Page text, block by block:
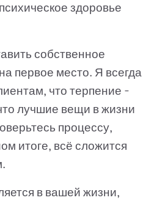
здоровье
собственное
первое место. Я всегда
что терпение -
лучшие вещи в жизни
процессу,
итоге, всё сложится
в вашей жизни,